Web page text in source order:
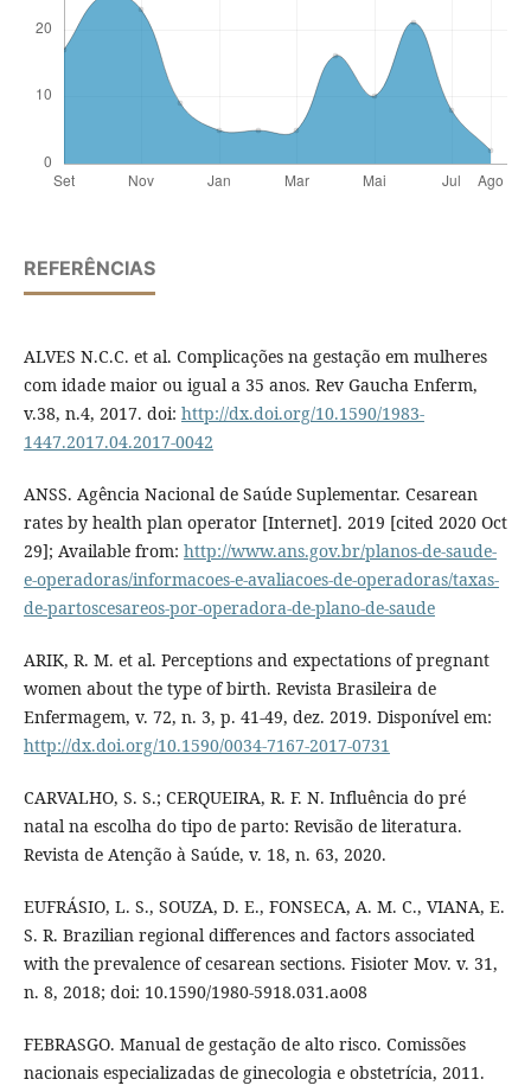
REFERÊNCIAS
ALVES N.C.C. et al. Complicações na gestação em mulheres
com idade maior ou igual a 35 anos. Rev Gaucha Enferm,
v.38, n.4, 2017. doi: http://dx.doi.org/10.1590/1983-
1447.2017.04.2017-0042
ANSS. Agência Nacional de Saúde Suplementar. Cesarean
rates by health plan operator [Internet]. 2019 [cited 2020 Oct
29]; Available from: http://www.ans.gov.br/planos-de-saude-
e-operadoras/informacoes-e-avaliacoes-de-operadoras/taxas-
de-partoscesareos-por-operadora-de-plano-de-saude
ARIK, R. M. et al. Perceptions and expectations of pregnant
women about the type of birth. Revista Brasileira de
Enfermagem, v. 72, n. 3, p. 41-49, dez. 2019. Disponível em:
http://dx.doi.org/10.1590/0034-7167-2017-0731
CARVALHO, S. S.; CERQUEIRA, R. F. N. Influência do pré
natal na escolha do tipo de parto: Revisão de literatura.
Revista de Atenção à Saúde, v. 18, n. 63, 2020.
EUFRÁSIO, L. S., SOUZA, D. E., FONSECA, A. M. C., VIANA, E.
S. R. Brazilian regional differences and factors associated
with the prevalence of cesarean sections. Fisioter Mov. v. 31,
n. 8, 2018; doi: 10.1590/1980-5918.031.ao08
FEBRASGO. Manual de gestação de alto risco. Comissões
nacionais especializadas de ginecologia e obstetrícia, 2011.